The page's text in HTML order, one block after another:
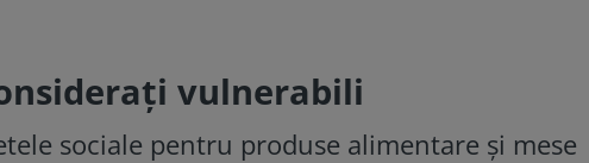
vulnerabili
sociale pentru produse alimentare și mese